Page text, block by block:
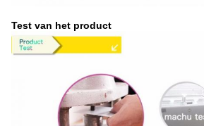
Test van het product